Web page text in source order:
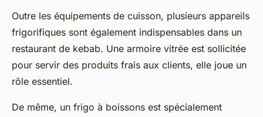
Outre les équipements de cuisson, plusieurs appareils
frigorifiques sont également indispensables dans un
restaurant de kebab. Une armoire vitrée est sollicitée
pour servir des produits frais aux clients, elle joue un
rôle essentiel.
De même, un frigo à boissons est spécialement